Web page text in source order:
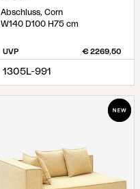
Abschluss, Corn
W140 D100 H75 cm
UVP € 2269,50
1305L-991